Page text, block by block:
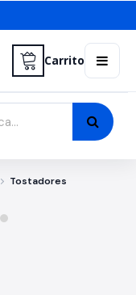
Carrito
Tostadores